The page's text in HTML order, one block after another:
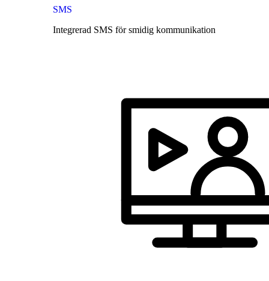
SMS
Integrerad SMS för smidig kommunikation